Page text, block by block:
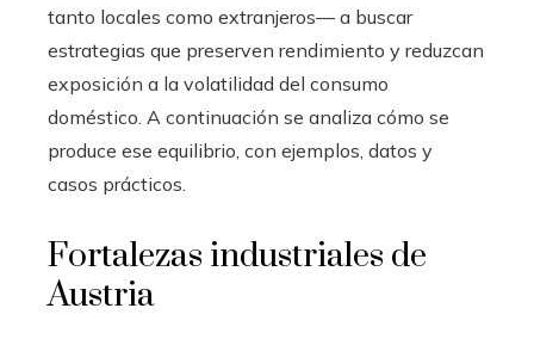
tanto locales como extranjeros— a buscar
estrategias que preserven rendimiento y reduzcan
exposición a la volatilidad del consumo
doméstico. A continuación se analiza cómo se
produce ese equilibrio, con ejemplos, datos y
casos prácticos.
Fortalezas industriales de
Austria